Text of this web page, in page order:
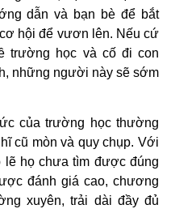
dẫn và bạn bè để bắt
hội để vươn lên. Nếu cứ
trường học và cố đi con
những người này sẽ sớm
của trường học thường
cũ mòn và quy chụp. Với
họ chưa tìm được đúng
đánh giá cao, chương
xuyên, trải dài đầy đủ